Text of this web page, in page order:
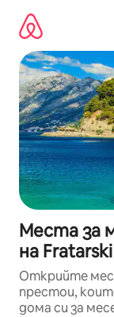
съдържанието
Места за
на
Открийте
престои,
дома си за